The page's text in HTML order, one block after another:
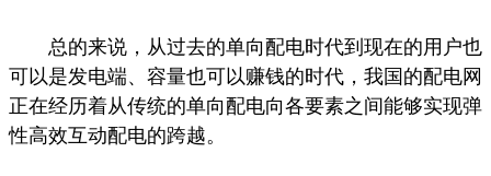
总的来说，从过去的单向配电时代到现在的用户也
可以是发电端、容量也可以赚钱的时代，我国的配电网
正在经历着从传统的单向配电向各要素之间能够实现弹
性高效互动配电的跨越。